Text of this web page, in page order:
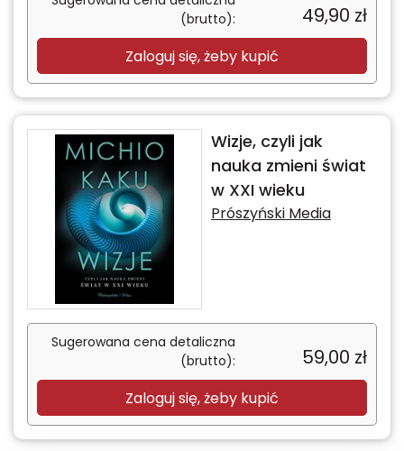
(brutto):
49,90 zł
Zaloguj się, żeby kupić
Wizje, czyli jak
nauka zmieni świat
w XXI wieku
Prószyński Media
Sugerowana cena detaliczna
(brutto):
59,00 zł
Zaloguj się, żeby kupić